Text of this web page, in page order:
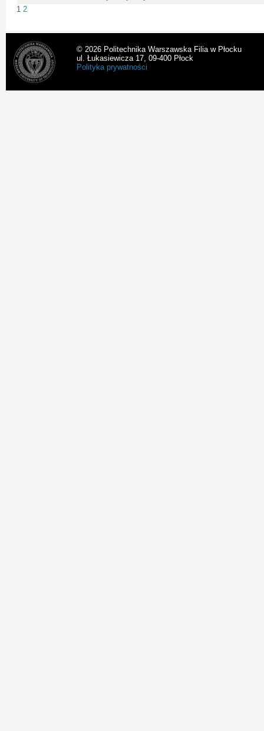
1 2
© 2026 Politechnika Warszawska Filia w Płocku
ul. Łukasiewicza 17, 09-400 Płock
Polityka prywatności